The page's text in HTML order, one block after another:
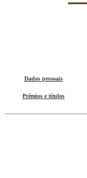
Dados pessoais
Prêmios e títulos